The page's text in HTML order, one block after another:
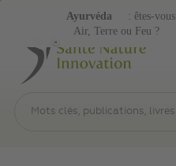
Air, Terre ou Feu ?
Ayurvéda : êtes-vous